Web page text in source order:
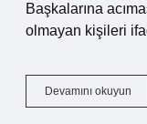
Başkalarına
olmayan kişileri
Devamını okuyun
Ne